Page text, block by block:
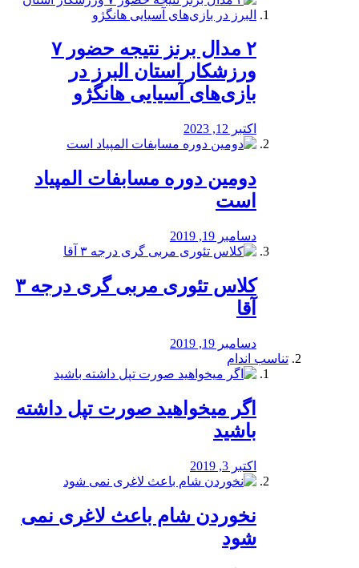
۲ مدال برنز نتیجه حضور ۷
ورزشکار استان البرز در
بازی‌های آسیایی هانگژو
اکتبر 12, 2023
دومین دوره مسابفات المپیاد
است
دسامبر 19, 2019
کلاس تئوری مربی گری درجه ۳
آقا
دسامبر 19, 2019
تناسب اندام
اگر میخواهید صورت تپل داشته
باشید
اکتبر 3, 2019
نخوردن شام باعث لاغری نمی
‌شود